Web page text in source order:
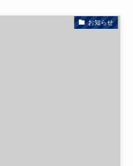
お知らせ